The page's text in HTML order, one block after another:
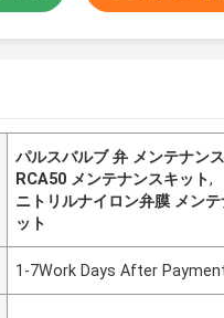
パルスバルブ 弁 メンテナン
RCA50 メンテナンスキット,
ニトリルナイロン弁膜 メン
ット
1-7Work Days After